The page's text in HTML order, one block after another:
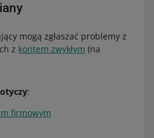
mogą zgłaszać problemy z
z kontem zwykłym (na
:
firmowym